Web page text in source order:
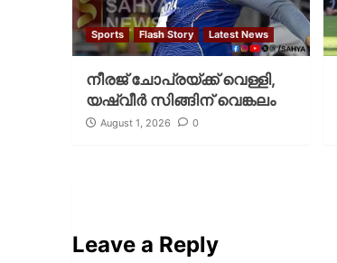
Sports Flash Story Latest News
നീരജ് ചോപ്രയ്ക്ക് വെള്ളി,
യഷ്‌വീര്‍ സിങ്ങിന് വെങ്കലം
August 1, 2026 0
Leave a Reply